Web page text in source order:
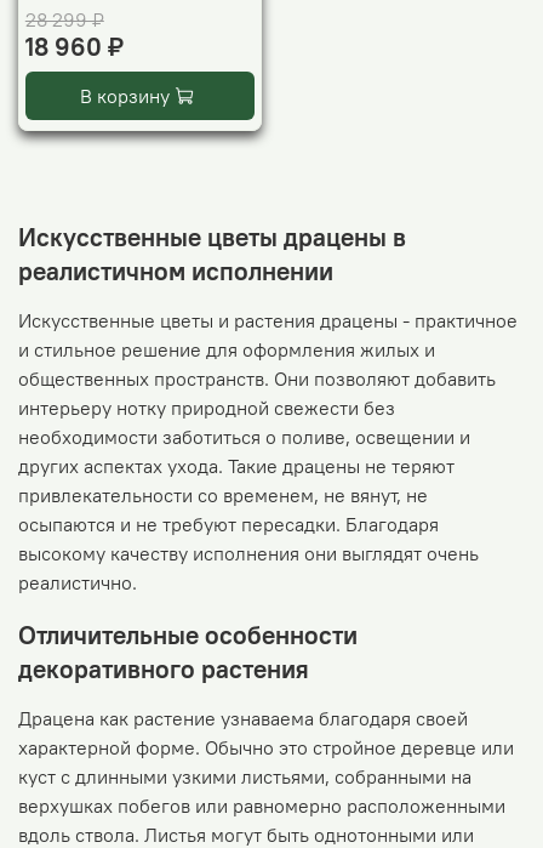
28 299 ₽
18 960 ₽
В корзину
Искусственные цветы драцены в
реалистичном исполнении
Искусственные цветы и растения драцены - практичное
и стильное решение для оформления жилых и
общественных пространств. Они позволяют добавить
интерьеру нотку природной свежести без
необходимости заботиться о поливе, освещении и
других аспектах ухода. Такие драцены не теряют
привлекательности со временем, не вянут, не
осыпаются и не требуют пересадки. Благодаря
высокому качеству исполнения они выглядят очень
реалистично.
Отличительные особенности
декоративного растения
Драцена как растение узнаваема благодаря своей
характерной форме. Обычно это стройное деревце или
куст с длинными узкими листьями, собранными на
верхушках побегов или равномерно расположенными
вдоль ствола. Листья могут быть однотонными или